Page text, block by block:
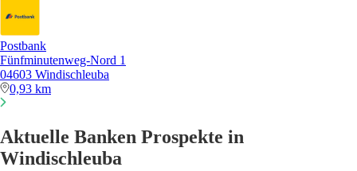
Postbank
Fünfminutenweg-Nord 1
04603 Windischleuba
0,93 km
Aktuelle Banken Prospekte in
Windischleuba